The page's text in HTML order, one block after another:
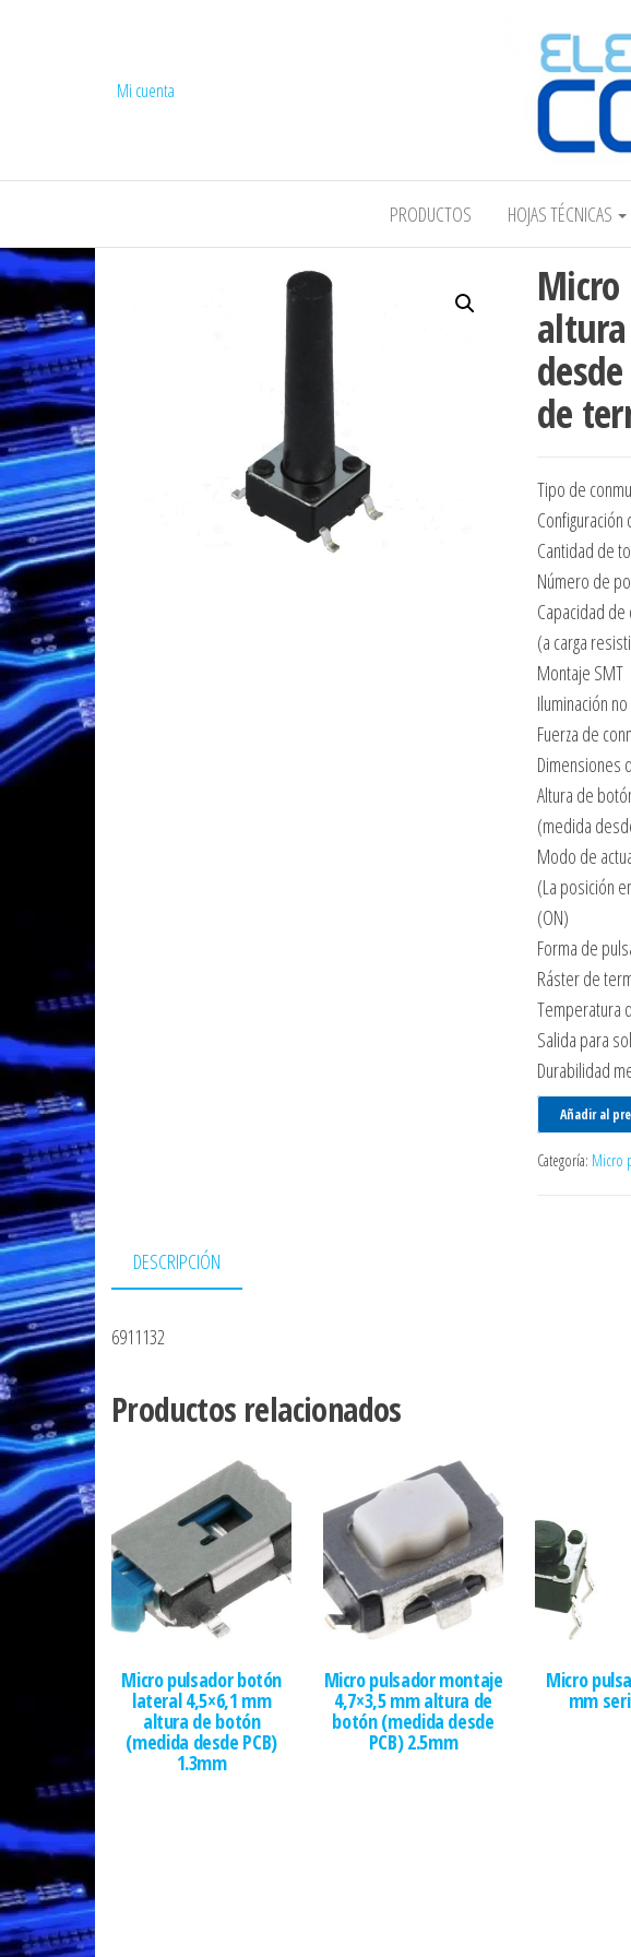
COMPEL
Mi cuenta
PRODUCTOS HOJAS TÉCNICAS
de
Tipo de
Configuración
Cantidad de
Número de
Capacidad de
(a carga
Montaje SMT
Iluminación
Fuerza de
Dimensiones
Altura de
(medida
Modo de
(La posición
(ON)
Forma de
Ráster de
Temperatura
Salida para
Durabilidad
Añadir al
Categoría: Micro
DESCRIPCIÓN
6911132
Productos relacionados
Micro pulsador botón
lateral 4,5×6,1 mm
altura de botón
(medida desde PCB)
1.3mm
Micro pulsador montaje
4,7×3,5 mm altura de
botón (medida desde
PCB) 2.5mm
Micro
mm